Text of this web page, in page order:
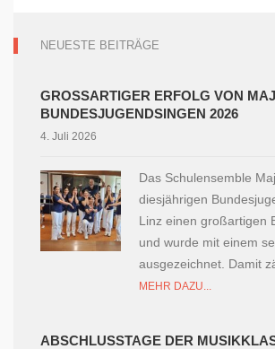
NEUESTE BEITRÄGE
GROSSARTIGER ERFOLG VON
UNDESJUGENDSINGEN 2026
4. Juli 2026
Das Schulensemble
diesjährigen
Linz einen großartigen
und wurde mit einem
ausgezeichnet. Damit
MEHR DAZU...
ABSCHLUSSTAGE DER